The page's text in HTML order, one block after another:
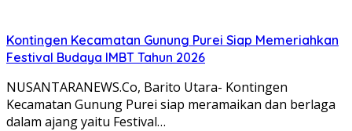
Kontingen Kecamatan Gunung Purei Siap Memeriahkan
Festival Budaya IMBT Tahun 2026
NUSANTARANEWS.Co, Barito Utara- Kontingen
Kecamatan Gunung Purei siap meramaikan dan berlaga
dalam ajang yaitu Festival…